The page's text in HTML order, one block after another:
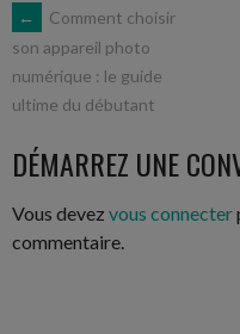
NAVIGATION
DES
ARTICLES
←
Comment choisir
son appareil photo
numérique : le guide
ultime du débutant
DÉMARREZ UNE
Vous devez vous connecter
commentaire.